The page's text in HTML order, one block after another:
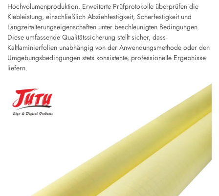
Hochvolumenproduktion. Erweiterte Prüfprotokolle überprüfen die
Klebleistung, einschließlich Abziehfestigkeit, Scherfestigkeit und
Langzeitalterungseigenschaften unter beschleunigten Bedingungen.
Diese umfassende Qualitätssicherung stellt sicher, dass
Kaltlaminierfolien unabhängig von der Anwendungsmethode oder den
Umgebungsbedingungen stets konsistente, professionelle Ergebnisse
liefern.